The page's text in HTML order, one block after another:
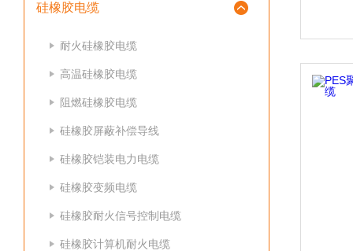
硅橡胶电缆
耐火硅橡胶电缆
高温硅橡胶电缆
阻燃硅橡胶电缆
硅橡胶屏蔽补偿导线
硅橡胶铠装电力电缆
硅橡胶变频电缆
硅橡胶耐火信号控制电缆
硅橡胶计算机耐火电缆